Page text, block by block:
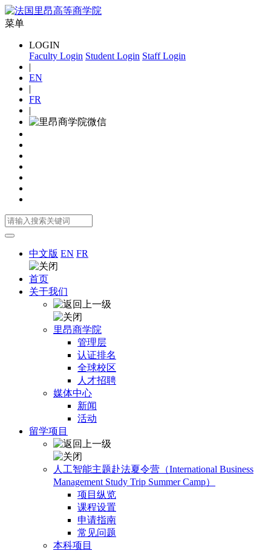
菜单
LOGIN
Faculty Login Student Login Staff Login
|
EN
|
FR
|
中文版 EN FR
首页
关于我们
里昂商学院
管理层
认证排名
全球校区
人才招聘
媒体中心
新闻
活动
留学项目
人工智能主题赴法夏令营（International Business
Management Study Trip Summer Camp）
项目纵览
课程设置
申请指南
常见问题
本科项目